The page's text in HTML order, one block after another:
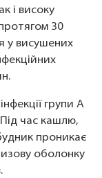
і високу
30
у висушених
групи A
час кашлю,
проникає
оболонку